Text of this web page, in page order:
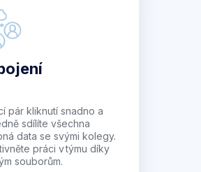
pár kliknutí snadno a
sdílíte všechna
data se svými kolegy.
práci v týmu díky
souborům.